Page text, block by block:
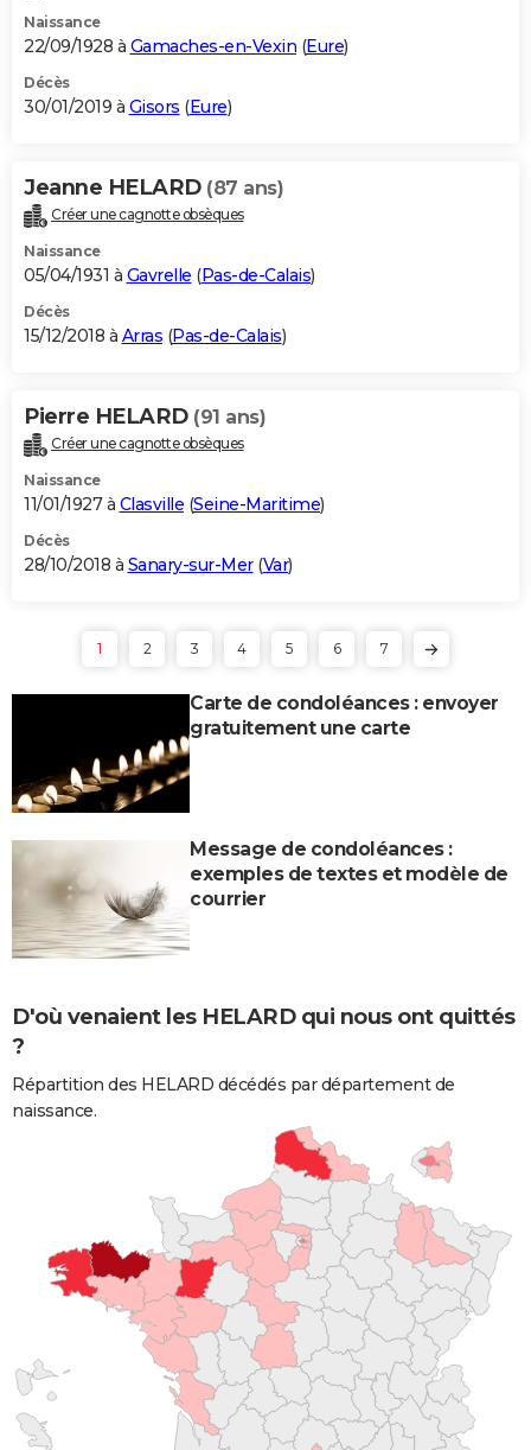
Naissance
22/09/1928 à Gamaches-en-Vexin (Eure)
Décès
30/01/2019 à Gisors (Eure)
Jeanne HELARD (87 ans)
Créer une cagnotte obsèques
Naissance
05/04/1931 à Gavrelle (Pas-de-Calais)
Décès
15/12/2018 à Arras (Pas-de-Calais)
Pierre HELARD (91 ans)
Créer une cagnotte obsèques
Naissance
11/01/1927 à Clasville (Seine-Maritime)
Décès
28/10/2018 à Sanary-sur-Mer(Var)
1 2 3 4 5 6 7
Carte de condoléances : envoyer
gratuitement une carte
Message de condoléances :
exemples de textes et modèle de
courrier
D'où venaient les HELARD qui nous ont quittés
?
Répartition des HELARD décédés par département de
naissance.